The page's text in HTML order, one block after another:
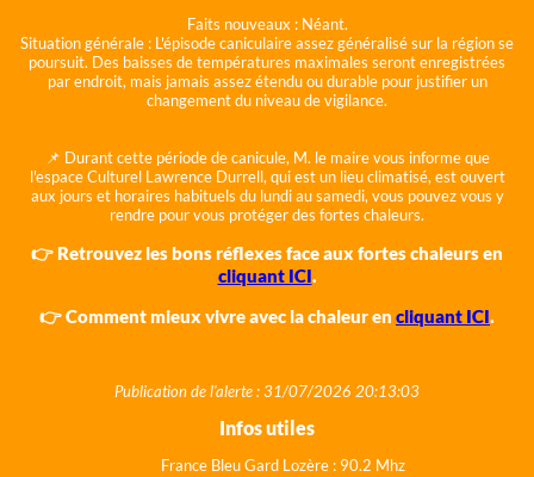
Faits nouveaux : Néant.
Situation générale : L'épisode caniculaire assez généralisé sur la région se
poursuit. Des baisses de températures maximales seront enregistrées
par endroit, mais jamais assez étendu ou durable pour justifier un
changement du niveau de vigilance.
📌 Durant cette période de canicule, M. le maire vous informe que
l'espace Culturel Lawrence Durrell, qui est un lieu climatisé, est ouvert
aux jours et horaires habituels du lundi au samedi, vous pouvez vous y
rendre pour vous protéger des fortes chaleurs.
👉 Retrouvez les bons réflexes face aux fortes chaleurs en
cliquant ICI.
👉 Comment mieux vivre avec la chaleur en cliquant ICI.
Publication de l'alerte : 31/07/2026 20:13:03
Infos utiles
France Bleu Gard Lozère : 90.2 Mhz